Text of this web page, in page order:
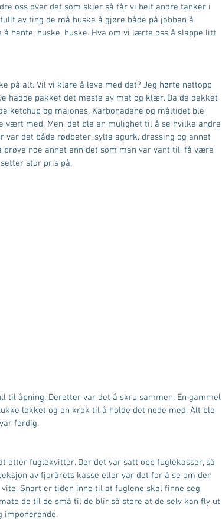
oss over det som skjer så får vi helt andre tanker i
av ting de må huske å gjøre både på jobben å
å hente, huske, huske. Hva om vi lærte oss å slappe litt
på alt. Vil vi klare å leve med det? Jeg hørte nettopp
hadde pakket det meste av mat og klær. Da de dekket
ketchup og majones. Karbonadene og måltidet ble
vært med. Men, det ble en mulighet til å se hvilke andre
var det både rødbeter, sylta agurk, dressing og annet
prøve noe annet enn det som man var vant til, få være
stor pris på.
til åpning. Deretter var det å skru sammen. En gammel
lokket og en krok til å holde det nede med. Alt ble
ferdig.
etter fuglekvitter. Der det var satt opp fuglekasser, så
av fjorårets kasse eller var det for å se om den
Snart er tiden inne til at fuglene skal finne seg
de til de små til de blir så store at de selv kan fly ut
imponerende.